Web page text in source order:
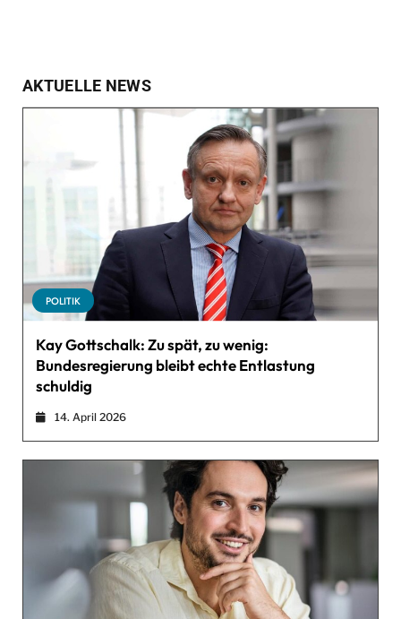
AKTUELLE NEWS
POLITIK
Kay Gottschalk: Zu spät, zu wenig:
Bundesregierung bleibt echte Entlastung
schuldig
14. April 2026